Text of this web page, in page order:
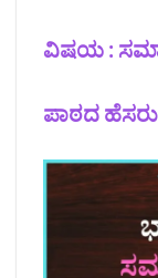
ವಿಷಯ :
ಪಾಠದ